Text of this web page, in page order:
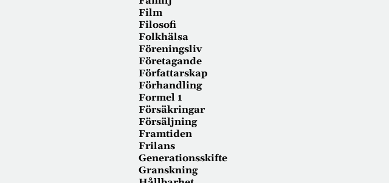
Film
Filosofi
Folkhälsa
Föreningsliv
Företagande
Författarskap
Förhandling
Formel 1
Försäkringar
Försäljning
Framtiden
Frilans
Generationsskifte
Granskning